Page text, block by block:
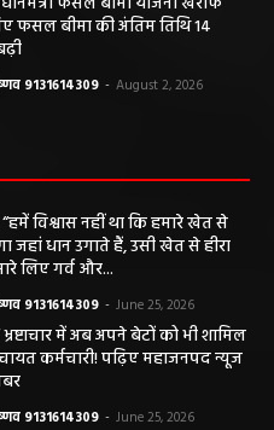
फसल बीमा की अंतिम तिथि 14
9131614309 - August 2, 2026
विश्वास नहीं था कि हमारे खेत से
जहां धान उगाते हैं, उसी खेत से हीरा
लिए गर्व और...
9131614309 - June 25, 2026
में अब अपने बेटों को भी शामिल
कर्मचारी! पढ़िए महाजनपद न्यूज
9131614309 - June 25, 2026